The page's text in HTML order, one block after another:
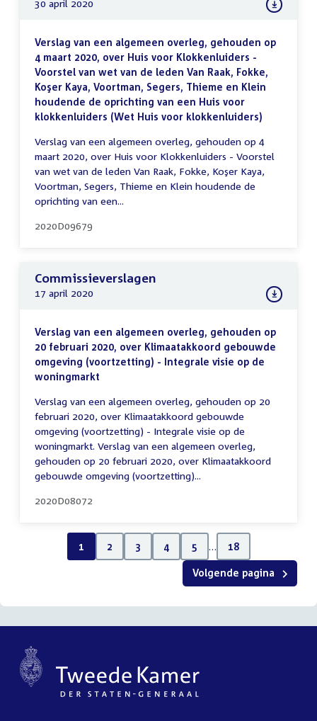
30 april 2020
Verslag van een algemeen overleg, gehouden op
4 maart 2020, over Huis voor Klokkenluiders -
Voorstel van wet van de leden Van Raak, Fokke,
Koşer Kaya, Voortman, Segers, Thieme en Klein
houdende de oprichting van een Huis voor
klokkenluiders (Wet Huis voor klokkenluiders)
Verslag van een algemeen overleg, gehouden op 4
maart 2020, over Huis voor Klokkenluiders - Voorstel
van wet van de leden Van Raak, Fokke, Koşer Kaya,
Voortman, Segers, Thieme en Klein houdende de
oprichting van een...
2020D09679
Commissieverslagen
17 april 2020
Verslag van een algemeen overleg, gehouden op
20 februari 2020, over Klimaatakkoord gebouwde
omgeving (voortzetting) - Integrale visie op de
woningmarkt
Verslag van een algemeen overleg, gehouden op 20
februari 2020, over Klimaatakkoord gebouwde
omgeving (voortzetting) - Integrale visie op de
woningmarkt. Verslag van een algemeen overleg,
gehouden op 20 februari 2020, over Klimaatakkoord
gebouwde omgeving (voortzetting)...
2020D08072
1 2 3 4 5 … 18
Volgende pagina